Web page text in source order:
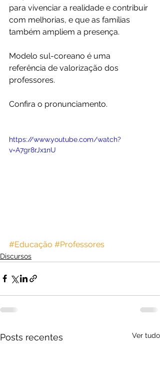
para vivenciar a realidade e contribuir
com melhorias, e que as famílias
também ampliem a presença.
Modelo sul-coreano é uma
referência de valorização dos
professores.
Confira o pronunciamento.
https://www.youtube.com/watch?
v=A7gr8rJx1nU
#Educação #Professores
Discursos
Posts recentes Ver tudo